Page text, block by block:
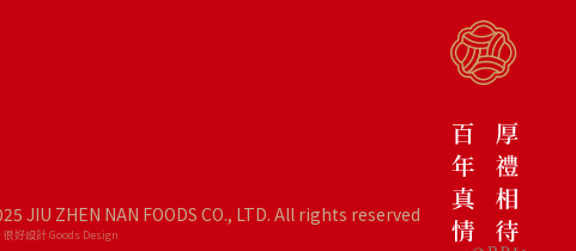
JIU ZHEN NAN FOODS CO., LTD. All rights reserved
很好設計 Goods Design